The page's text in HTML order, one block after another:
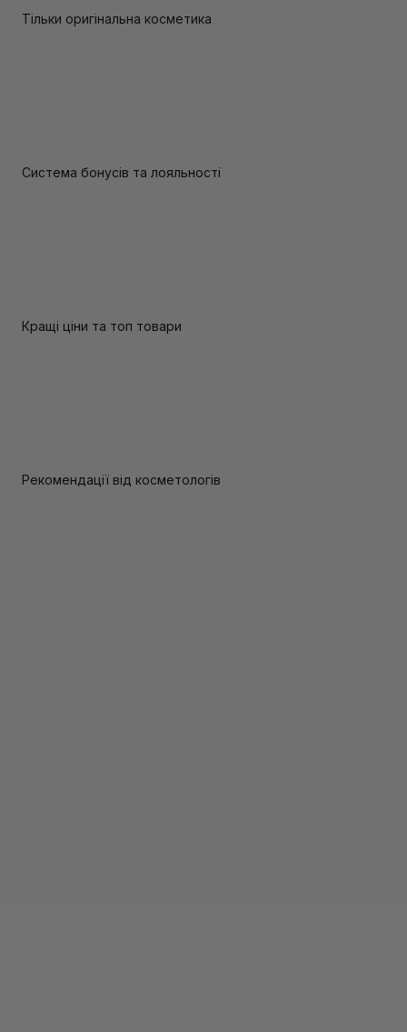
Тільки оригінальна косметика
Система бонусів та лояльності
Кращі ціни та топ товари
Рекомендації від косметологів